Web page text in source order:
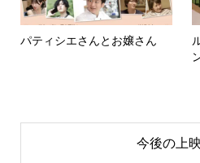
パティシエさんとお嬢さん
今後の上